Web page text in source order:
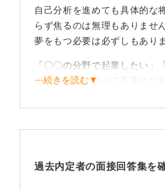
自己分析を進めても具体的な
らず焦るのは無理もありませ
夢をもつ必要は必ずしもあり
「〇〇の分野で起業したい」
という友人と比べて不安にな
ことです。
当にやりたいことを見つけ活
⋯続きを読む▼
過去内定者の面接回答集を